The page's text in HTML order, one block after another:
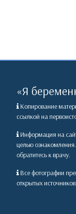
«Я
Копирование
ссылкой на
Информация на
целью
обратитесь к врачу.
Все фотографии
открытых